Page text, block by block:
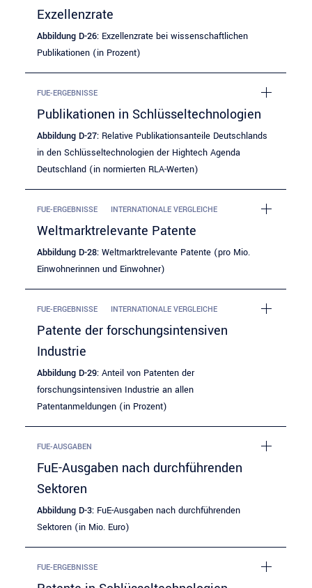
Exzellenzrate
Abbildung D-26: Exzellenzrate bei wissenschaftlichen
Publikationen (in Prozent)
FUE-ERGEBNISSE
Publikationen in Schlüsseltechnologien
Abbildung D-27: Relative Publikationsanteile Deutschlands
in den Schlüsseltechnologien der Hightech Agenda
Deutschland (in normierten RLA-Werten)
FUE-ERGEBNISSE INTERNATIONALE VERGLEICHE
Weltmarktrelevante Patente
Abbildung D-28: Weltmarktrelevante Patente (pro Mio.
Einwohnerinnen und Einwohner)
FUE-ERGEBNISSE INTERNATIONALE VERGLEICHE
Patente der forschungsintensiven
Industrie
Abbildung D-29: Anteil von Patenten der
forschungsintensiven Industrie an allen
Patentanmeldungen (in Prozent)
FUE-AUSGABEN
FuE-Ausgaben nach durchführenden
Sektoren
Abbildung D-3: FuE-Ausgaben nach durchführenden
Sektoren (in Mio. Euro)
FUE-ERGEBNISSE